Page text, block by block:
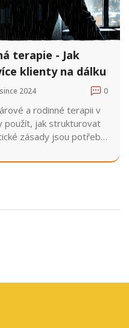
terapie - Jak
klienty na dálku
2024 0
a rodinné terapii v
použít, jak strukturovat
zásady jsou potřeba